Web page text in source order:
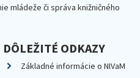
mládeže či správa knižničného
DÔLEŽITÉ ODKAZY
Základné informácie o NIVaM